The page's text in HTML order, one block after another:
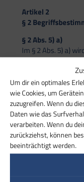
Um dir ein optimales
wie Cookies, um
zuzugreifen. Wenn du
Daten wie das
verarbeiten. Wenn du
zurückziehst, können
beeinträchtigt werden.
Artikel 2
§ 2
§ 2 Abs. 5) a)
Im § 2 Abs. 5) a)
gestrichen.
Artikel 3
§ 5 Befreiung vom
§ 5 Abs. 2)wird
Artikel 4
§ 7
§ 7 Abs. 2) a)
Die Regelung